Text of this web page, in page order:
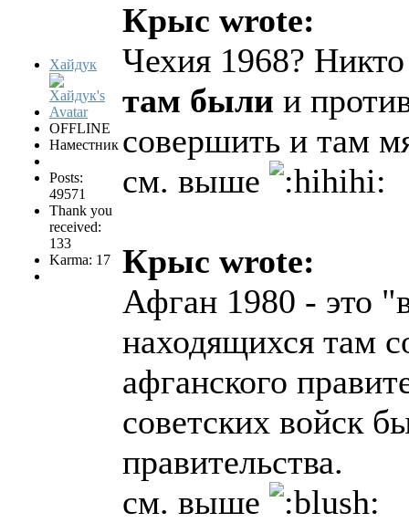
Хайдук
OFFLINE
Наместник
Posts:
49571
Thank you
received:
133
Karma: 17
Крыс wrote:
Чехия 1968?
там были и
совершить и там
см. выше
Крыс wrote:
Афган 1980 - это
находящихся там
афганского
советских войск
правительства.
см. выше